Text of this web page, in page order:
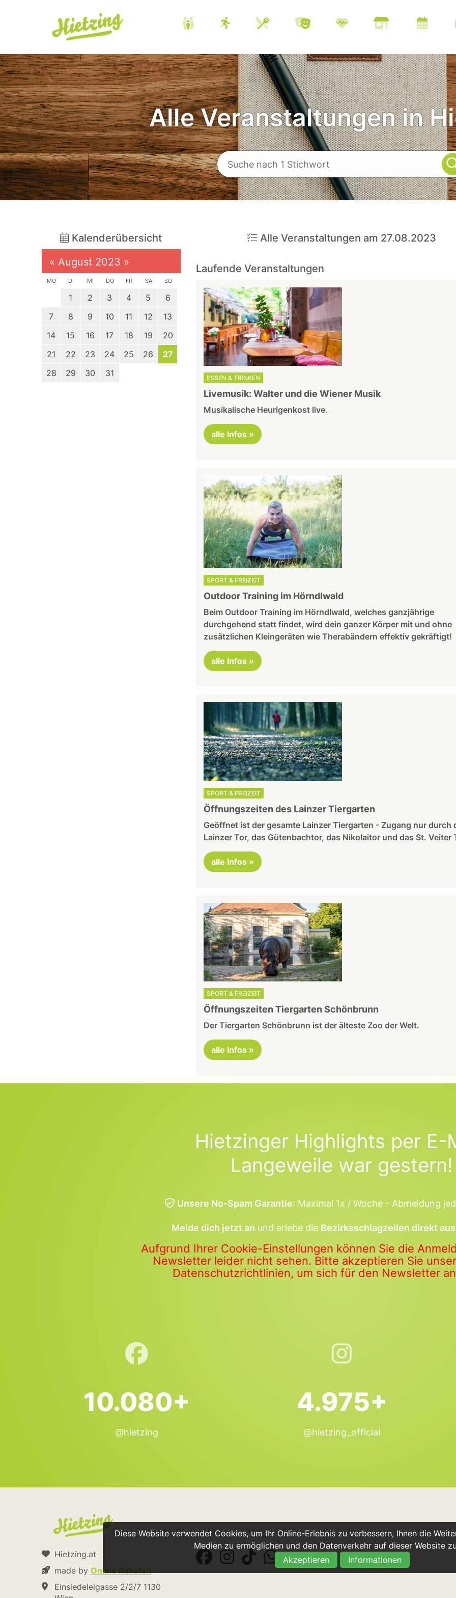
Diese Website verwendet Cookies, um Ihr Online-Erlebnis zu verbessern, Ihnen die
Medien zu ermöglichen und den Datenverkehr auf dieser Website
Akzeptieren
Informationen
Alle Veranstaltungen in
Kalenderübersicht
Alle Veranstaltungen am 27.08.2023
« August 2023 »
MO DI MI DO FR SA SO
1 2 3 4 5
6
7
8 9 10 11 12
13
14
15 16 17 18 19
20
21
22 23 24 25 26
27
28
29 30 31
Laufende Veranstaltungen
ESSEN & TRINKEN
Livemusik: Walter und die Wiener Musik
Musikalische Heurigenkost live.
alle Infos »
SPORT & FREIZEIT
Outdoor Training im Hörndlwald
Beim Outdoor Training im Hörndlwald, welches ganzjährige
durchgehend statt findet, wird dein ganzer Körper mit und ohne
zusätzlichen Kleingeräten wie Therabändern effektiv gekräftigt!
alle Infos »
SPORT & FREIZEIT
Öffnungszeiten des Lainzer Tiergarten
Geöffnet ist der gesamte Lainzer Tiergarten - Zugang nur durch
Lainzer Tor, das Gütenbachtor, das Nikolaitor und das St. Veiter
alle Infos »
SPORT & FREIZEIT
Öffnungszeiten Tiergarten Schönbrunn
Der Tiergarten Schönbrunn ist der älteste Zoo der Welt.
alle Infos »
Hietzinger Highlights per E-
Langeweile war gestern!
Unsere No-Spam Garantie: Maximal 1x / Woche - Abmeldung
Melde dich jetzt an und erlebe die Bezirksschlagzeilen direkt
Aufgrund Ihrer Cookie-Einstellungen können Sie die
Newsletter leider nicht sehen. Bitte akzeptieren Sie
Datenschutzrichtlinien, um sich für den Newsletter
10.080+
@hietzing
4.975+
@hietzing_official
Hietzing.at
made by Online Raketen
Einsiedeleigasse 2/2/7 1130